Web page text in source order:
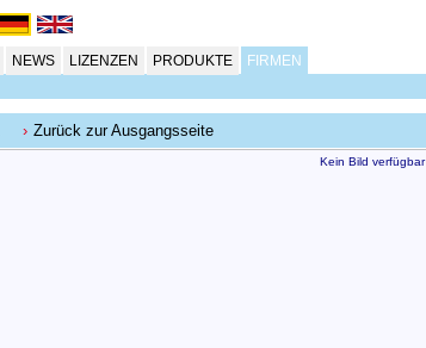
NEWS LIZENZEN PRODUKTE FIRMEN
Zurück zur Ausgangsseite
Kein Bild verfügbar